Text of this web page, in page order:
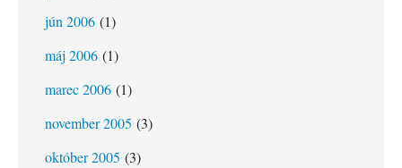
jún 2006 (1)
máj 2006 (1)
marec 2006 (1)
november 2005 (3)
október 2005 (3)